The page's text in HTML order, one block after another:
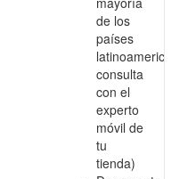
de los
países
latinoamericanos,
consulta
con el
experto
móvil de
tu
tienda)